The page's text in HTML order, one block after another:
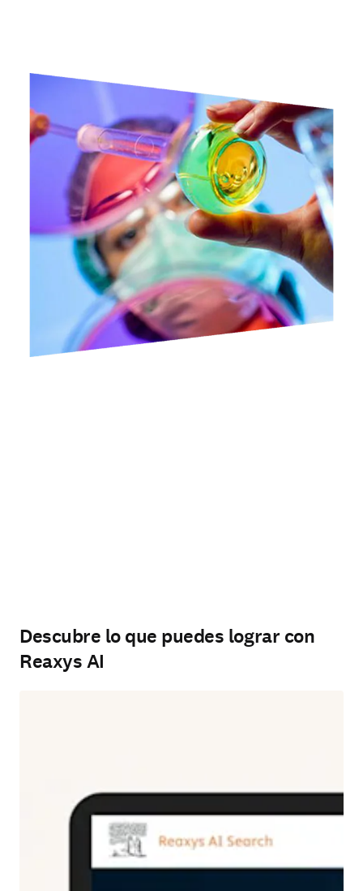
Descubre lo que puedes lograr con
Reaxys AI